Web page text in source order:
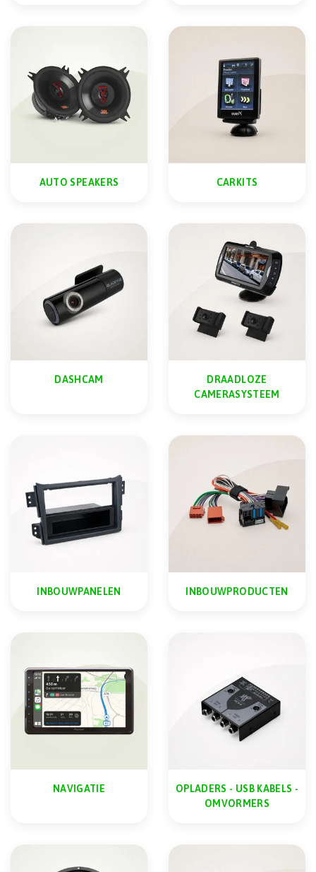
AUTO SPEAKERS CARKITS
DASHCAM
DRAADLOZE
CAMERASYSTEEM
INBOUWPANELEN INBOUWPRODUCTEN
NAVIGATIE
OPLADERS - USB KABELS -
OMVORMERS